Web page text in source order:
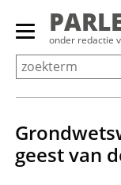
Overslaan
Primair
menu
tonen/verbergen
onder redactie
geest van